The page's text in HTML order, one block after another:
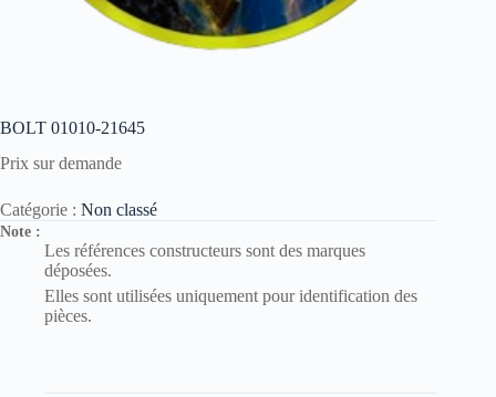
BOLT 01010-21645
Prix sur demande
Catégorie : Non classé
Note :
Les références constructeurs sont des marques
déposées.
Elles sont utilisées uniquement pour identification des
pièces.